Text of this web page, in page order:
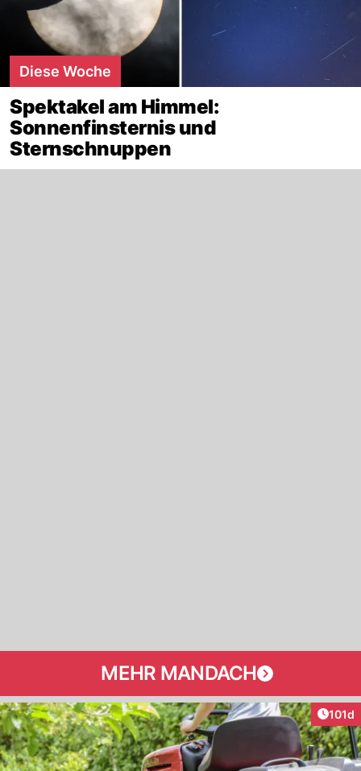
Diese Woche
Spektakel am Himmel:
Sonnenfinsternis und
Sternschnuppen
MEHR MANDACH
101d